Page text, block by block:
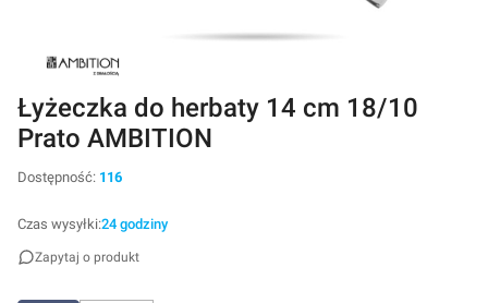
Łyżeczka do herbaty 14 cm 18/10
Prato AMBITION
Dostępność: 116
Czas wysyłki:24 godziny
Zapytaj o produkt